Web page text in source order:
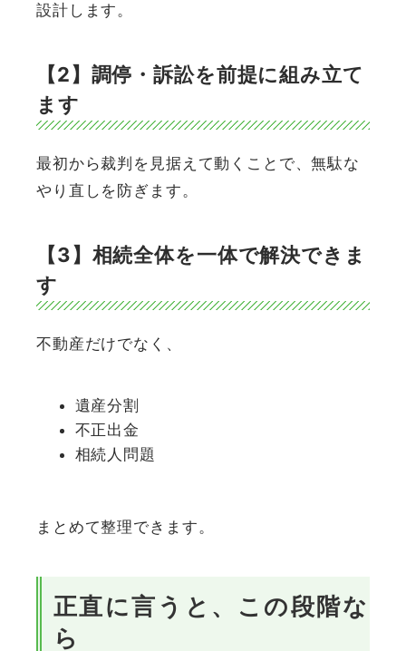
設計します。
【2】調停・訴訟を前提に組み立て
ます
最初から裁判を見据えて動くことで、無駄な
やり直しを防ぎます。
【3】相続全体を一体で解決できま
す
不動産だけでなく、
遺産分割
不正出金
相続人問題
まとめて整理できます。
正直に言うと、この段階な
ら